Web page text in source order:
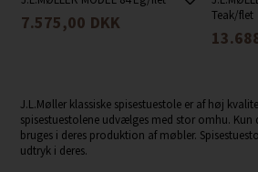
7.575,00 DKK
Teak/flet
J.L.Møller klassiske spisestuestole er af høj
spisestuestolene udvælges med stor omhu.
bruges i deres produktion af møbler.
udtryk i deres.